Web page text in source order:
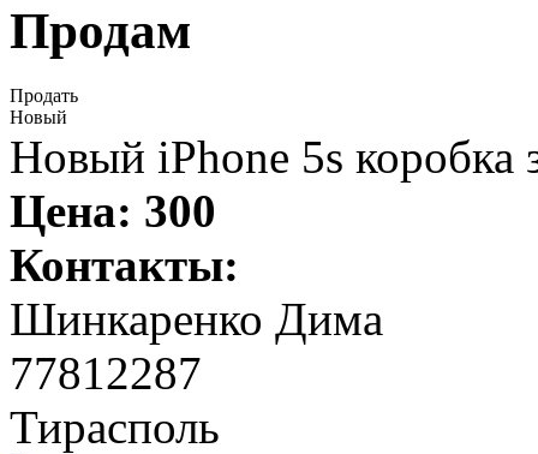
Продам
Продать
Новый
Новый iPhone 5s коробка
Цена: 300
Контакты:
Шинкаренко Дима
77812287
Тирасполь